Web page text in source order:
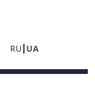
RU UA